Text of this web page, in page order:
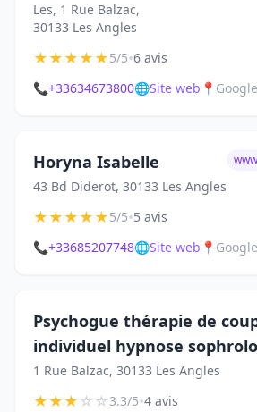
Les, 1 Rue Balzac,
30133 Les Angles
★★★★★5/5•6 avis
📞+33634673800🌐Site web 📍
Horyna Isabelle
43 Bd Diderot, 30133 Les Angles
★★★★★5/5•5 avis
📞+33685207748🌐Site web 📍
Psychogue thérapie de
individuel hypnose
1 Rue Balzac, 30133 Les Angles
★★★☆☆3.3/5•4 avis